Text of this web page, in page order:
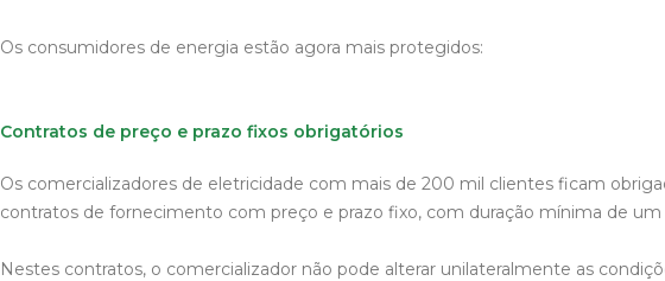
Os consumidores de energia estão agora mais protegidos:
Contratos de preço e prazo fixos obrigatórios
Os comercializadores de eletricidade com mais de 200 mil clientes ficam
contratos de fornecimento com preço e prazo fixo, com duração mínima de um
Nestes contratos, o comercializador não pode alterar unilateralmente as